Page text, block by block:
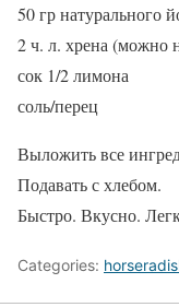
50 гр натурального
2 ч. л. хрена (можно
сок 1/2 лимона
соль/перец
Выложить все
Подавать с хлебом.
Быстро. Вкусно.
Categories: